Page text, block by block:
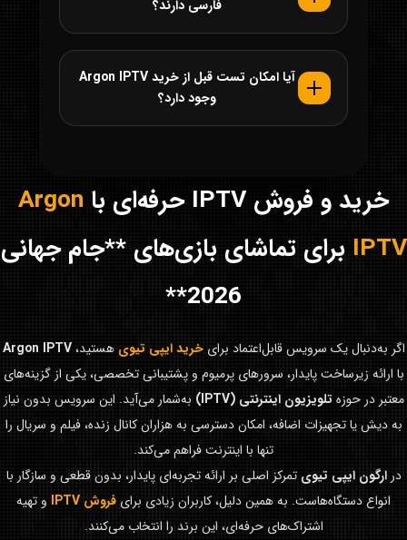
فارسی دارند؟
آیا امکان تست قبل از خرید Argon IPTV
وجود دارد؟
خرید و فروش IPTV حرفه‌ای با
Argon
IPTV برای تماشای بازی‌های **جام جهانی
2026**
اگر به‌دنبال یک سرویس قابل‌اعتماد برایخرید ایپی تیوی هستید،Argon IPTV
با ارائه زیرساخت پایدار، سرورهای پرمیوم و پشتیبانی تخصصی، یکی از گزینه‌های
معتبر در حوزه تلویزیون اینترنتی (IPTV)
به‌شمار می‌آید. این سرویس بدون نیاز
به دیش یا تجهیزات اضافه، امکان دسترسی به هزاران کانال زنده، فیلم و سریال را
تنها با اینترنت فراهم می‌کند.
درارگون ایپی تیوی تمرکز اصلی بر ارائه تجربه‌ای پایدار، بدون قطعی و سازگار با
انواع دستگاه‌هاست. به همین دلیل، کاربران زیادی برای فروش IPTV
و تهیه
اشتراک‌های حرفه‌ای، این برند را انتخاب می‌کنند.